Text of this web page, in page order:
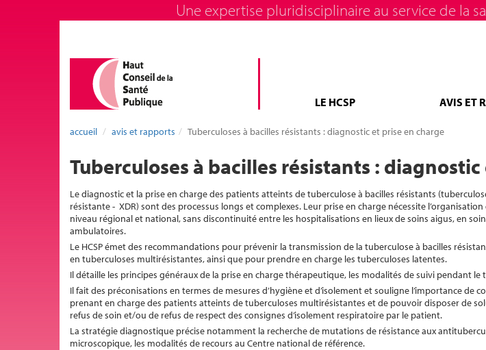
Une expertise pluridisciplinaire au service de la
LE HCSP AVIS ET
accueil avis et rapports Tuberculoses à bacilles résistants : diagnostic et prise en charge
Tuberculoses à bacilles résistants :
Le diagnostic et la prise en charge des patients atteints de tuberculose à bacilles résistants
résistante - XDR) sont des processus longs et complexes. Leur prise en charge nécessite
niveau régional et national, sans discontinuité entre les hospitalisations en lieux de soins aigus, en
ambulatoires.
Le HCSP émet des recommandations pour prévenir la transmission de la tuberculose à bacilles
en tuberculoses multirésistantes, ainsi que pour prendre en charge les tuberculoses latentes.
Il détaille les principes généraux de la prise en charge thérapeutique, les modalités de suivi pendant le
Il fait des préconisations en termes de mesures d’hygiène et d’isolement et souligne l’importance de
prenant en charge des patients atteints de tuberculoses multirésistantes et de pouvoir disposer de
refus de soin et/ou de refus de respect des consignes d’isolement respiratoire par le patient.
La stratégie diagnostique précise notamment la recherche de mutations de résistance aux
microscopique, les modalités de recours au Centre national de référence.